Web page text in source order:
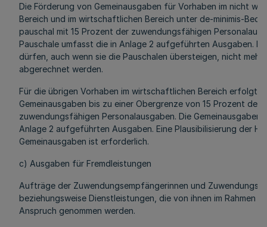
Die Förderung von Gemeinausgaben für Vorhaben im nicht
Bereich und im wirtschaftlichen Bereich unter de-minimis-
pauschal mit 15 Prozent der zuwendungsfähigen
Pauschale umfasst die in Anlage 2 aufgeführten Ausgaben.
dürfen, auch wenn sie die Pauschalen übersteigen, nicht mehr
abgerechnet werden.
Für die übrigen Vorhaben im wirtschaftlichen Bereich erfolgt
Gemeinausgaben bis zu einer Obergrenze von 15 Prozent der
zuwendungsfähigen Personalausgaben. Die Gemeinausgaben
Anlage 2 aufgeführten Ausgaben. Eine Plausibilisierung der
Gemeinausgaben ist erforderlich.
c) Ausgaben für Fremdleistungen
Aufträge der Zuwendungsempfängerinnen und
beziehungsweise Dienstleistungen, die von ihnen im Rahmen
Anspruch genommen werden.